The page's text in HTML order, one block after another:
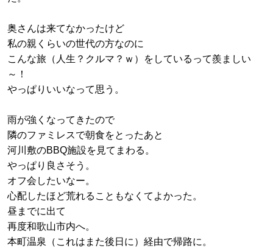
奥さんは来てなかったけど
私の親くらいの世代の方なのに
こんな旅（人生？クルマ？ｗ）をしているって羨ましい
～！
やっぱりいいなって思う。
雨が強くなってきたので
隣のファミレスで朝食をとったあと
河川敷のBBQ施設を見てまわる。
やっぱり良さそう。
オフ会したいなー。
心配したほど荒れることもなくてよかった。
昼までに出て
再度和歌山市内へ。
本町温泉（これはまた後日に）経由で帰路に。